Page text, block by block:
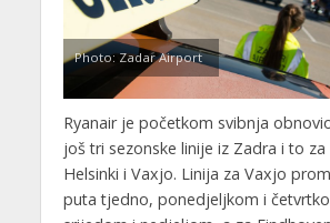
Photo: Zadar Airport
Ryanair je početkom svibnja
još tri sezonske linije iz Zadra i to za
Helsinki i Vaxjo. Linija za Vaxjo
puta tjedno, ponedjeljkom i